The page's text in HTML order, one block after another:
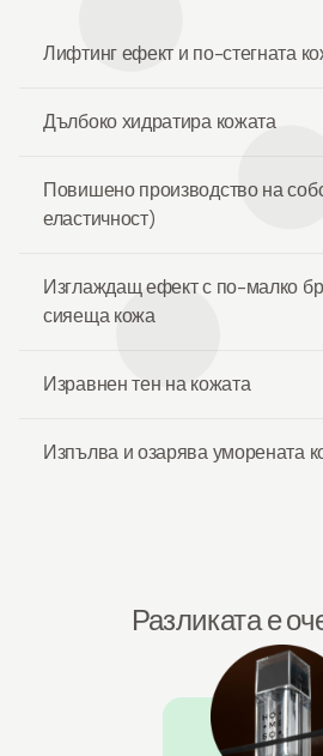
Лифтинг ефект и по-стегната
Дълбоко хидратира кожата
Повишено производство на
еластичност)
Изглаждащ ефект с по-малко
сияеща кожа
Изравнен тен на кожата
Изпълва и озарява уморената
Разликата е